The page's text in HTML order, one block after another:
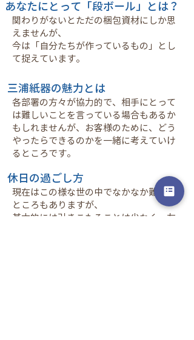
あなたにとって「段ボール」とは？
関わりがないとただの梱包資材にしか思
えませんが、
今は「自分たちが作っているもの」とし
て捉えています。
三浦紙器の魅力とは
各部署の方々が協力的で、相手にとって
は難しいことを言っている場合もあるか
もしれませんが、お客様のために、どう
やったらできるのかを一緒に考えていけ
るところです。
休日の過ごし方
現在はこの様な世の中でなかなか難しい
ところもありますが、
基本的には引きこもることは少なく、友